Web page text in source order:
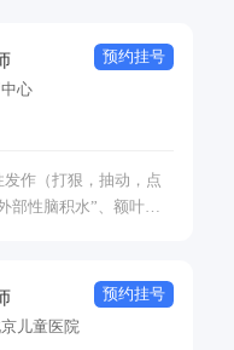
心
预约挂号
作（打狠，抽动，点
部性脑积水”、额叶发
管理。
儿童医院
预约挂号